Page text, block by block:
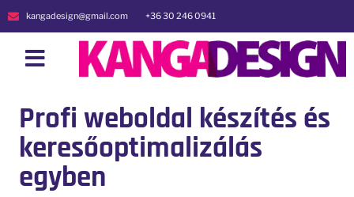
kangadesign@gmail.com +36 30 246 0941
Profi weboldal készítés és
keresőoptimalizálás
egyben